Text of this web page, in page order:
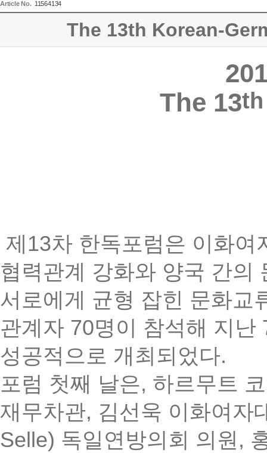
Article No. 11564134
The 13th Korean-
The 13th
제 13차 한독포럼은 이화여
협력관계 강화와 양국 간의
서로에게 균형 잡힌 문화교
관계자 70명이 참석해 지난
성공적으로 개최되었다.
포럼 첫째 날은, 하르무트
재무차관, 김선욱 이화여자
Selle) 독일연방의회 의원 ,